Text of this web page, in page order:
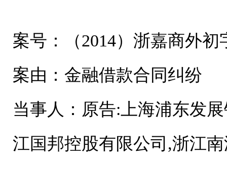
案号：（2014）浙嘉商外初
案由：金融借款合同纠纷
当事人：原告:上海浦东发
江国邦控股有限公司,浙江